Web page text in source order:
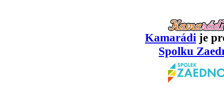
Kamarádi je
Spolku